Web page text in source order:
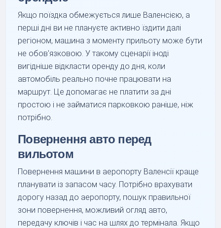
Якщо поїздка обмежується лише Валенсією, а
перші дні ви не плануєте активно їздити далі
регіоном, машина з моменту прильоту може бути
не обов'язковою. У такому сценарії іноді
вигідніше відкласти оренду до дня, коли
автомобіль реально почне працювати на
маршрут. Це допомагає не платити за дні
простою і не займатися парковкою раніше, ніж
потрібно.
Повернення авто перед
вильотом
Повернення машини в аеропорту Валенсії краще
планувати із запасом часу. Потрібно врахувати
дорогу назад до аеропорту, пошук правильної
зони повернення, можливий огляд авто,
передачу ключів і час на шлях до термінала. Якщо